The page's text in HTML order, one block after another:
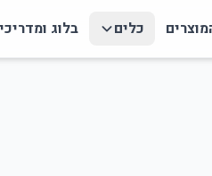
כלים בלוג